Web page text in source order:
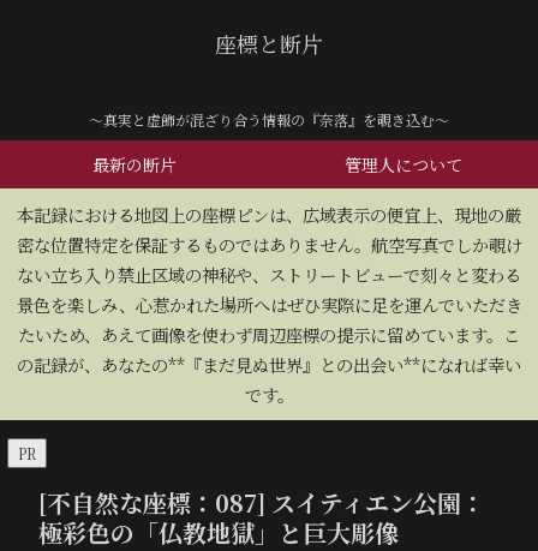
座標と断片
～真実と虚飾が混ざり合う情報の『奈落』を覗き込む～
最新の断片 管理人について
​本記録における地図上の座標ピンは、広域表示の便宜上、現地の厳
密な位置特定を保証するものではありません。航空写真でしか覗け
ない立ち入り禁止区域の神秘や、ストリートビューで刻々と変わる
景色を楽しみ、心惹かれた場所へはぜひ実際に足を運んでいただき
たいため、あえて画像を使わず周辺座標の提示に留めています。こ
の記録が、あなたの**『まだ見ぬ世界』との出会い**になれば幸い
です。
PR
[不自然な座標：087] スイティエン公園：
極彩色の「仏教地獄」と巨大彫像